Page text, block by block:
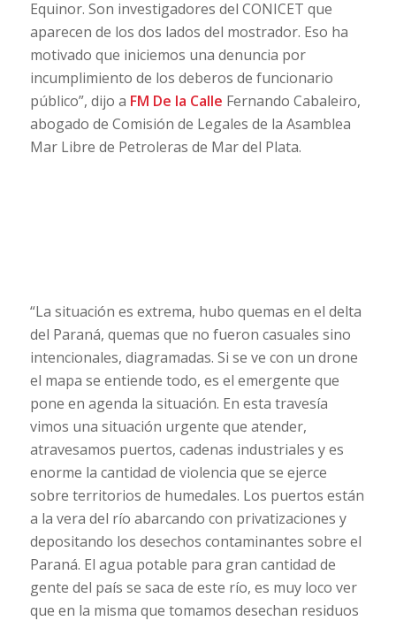
Equinor. Son investigadores del CONICET que
aparecen de los dos lados del mostrador. Eso ha
motivado que iniciemos una denuncia por
incumplimiento de los deberos de funcionario
público”, dijo a FM De la Calle Fernando Cabaleiro,
abogado de Comisión de Legales de la Asamblea
Mar Libre de Petroleras de Mar del Plata.
“La situación es extrema, hubo quemas en el delta
del Paraná, quemas que no fueron casuales sino
intencionales, diagramadas. Si se ve con un drone
el mapa se entiende todo, es el emergente que
pone en agenda la situación. En esta travesía
vimos una situación urgente que atender,
atravesamos puertos, cadenas industriales y es
enorme la cantidad de violencia que se ejerce
sobre territorios de humedales. Los puertos están
a la vera del río abarcando con privatizaciones y
depositando los desechos contaminantes sobre el
Paraná. El agua potable para gran cantidad de
gente del país se saca de este río, es muy loco ver
que en la misma que tomamos desechan residuos